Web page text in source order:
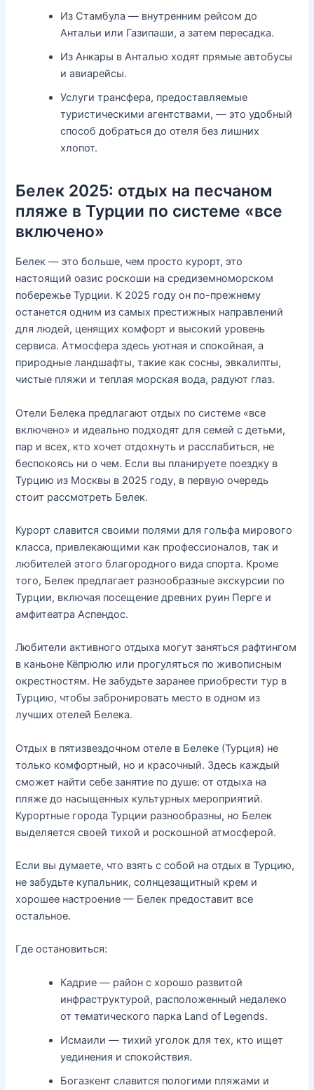
Из Стамбула — внутренним рейсом до
Антальи или Газипаши, а затем пересадка.
Из Анкары в Анталью ходят прямые автобусы
и авиарейсы.
Услуги трансфера, предоставляемые
туристическими агентствами, — это удобный
способ добраться до отеля без лишних
хлопот.
Белек 2025: отдых на песчаном
пляже в Турции по системе «все
включено»
Белек — это больше, чем просто курорт, это
настоящий оазис роскоши на средиземноморском
побережье Турции. К 2025 году он по-прежнему
останется одним из самых престижных направлений
для людей, ценящих комфорт и высокий уровень
сервиса. Атмосфера здесь уютная и спокойная, а
природные ландшафты, такие как сосны, эвкалипты,
чистые пляжи и теплая морская вода, радуют глаз.
Отели Белека предлагают отдых по системе «все
включено» и идеально подходят для семей с детьми,
пар и всех, кто хочет отдохнуть и расслабиться, не
беспокоясь ни о чем. Если вы планируете поездку в
Турцию из Москвы в 2025 году, в первую очередь
стоит рассмотреть Белек.
Курорт славится своими полями для гольфа мирового
класса, привлекающими как профессионалов, так и
любителей этого благородного вида спорта. Кроме
того, Белек предлагает разнообразные экскурсии по
Турции, включая посещение древних руин Перге и
амфитеатра Аспендос.
Любители активного отдыха могут заняться рафтингом
в каньоне Кёпрюлю или прогуляться по живописным
окрестностям. Не забудьте заранее приобрести тур в
Турцию, чтобы забронировать место в одном из
лучших отелей Белека.
Отдых в пятизвездочном отеле в Белеке (Турция) не
только комфортный, но и красочный. Здесь каждый
сможет найти себе занятие по душе: от отдыха на
пляже до насыщенных культурных мероприятий.
Курортные города Турции разнообразны, но Белек
выделяется своей тихой и роскошной атмосферой.
Если вы думаете, что взять с собой на отдых в Турцию,
не забудьте купальник, солнцезащитный крем и
хорошее настроение — Белек предоставит все
остальное.
Где остановиться:
Кадрие — район с хорошо развитой
инфраструктурой, расположенный недалеко
от тематического парка Land of Legends.
Исмаили — тихий уголок для тех, кто ищет
уединения и спокойствия.
Богазкент славится пологими пляжами и